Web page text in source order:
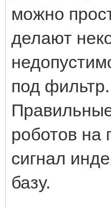
можно
делают
под фильтр.
роботов на
сигнал
базу.